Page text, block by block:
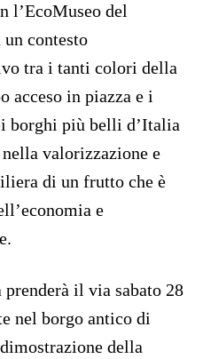
l’EcoMuseo del
contesto
tra i tanti colori della
acceso in piazza e i
borghi più belli d’Italia
valorizzazione e
di un frutto che è
e
il via sabato 28
nel borgo antico di
della